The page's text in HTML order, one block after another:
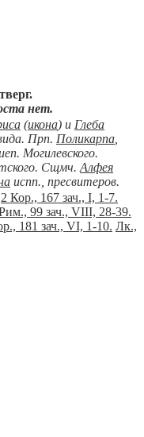
нет.
(икона) и Глеба
Прп. Поликарпа
Могилевского.
Сщмч. Алфея
испп., пресвитеров.
2 Кор., 167 зач., I, 1-7.
99 зач., VIII, 28-39.
181 зач., VI, 1-10. Лк.,